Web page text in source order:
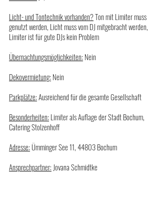
Licht- und Tontechnik vorhanden? Ton mit Limiter muss
genutzt werden, Licht muss vom DJ mitgebracht werden,
Limiter ist für gute DJs kein Problem
Übernachtungsmöglichkeiten: Nein
Dekovermietung: Nein
Parkplätze: Ausreichend für die gesamte Gesellschaft
Besonderheiten: Limiter als Auflage der Stadt Bochum,
Catering Stolzenhoff
Adresse: Ümminger See 11, 44803 Bochum
Ansprechpartner: Jovana Schmidtke